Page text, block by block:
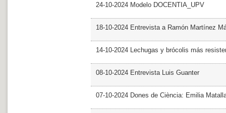
24-10-2024 Modelo DOCENTIA_UPV
18-10-2024 Entrevista a Ramón Martínez
14-10-2024 Lechugas y brócolis más
08-10-2024 Entrevista Luis Guanter
07-10-2024 Dones de Ciència: Emilia